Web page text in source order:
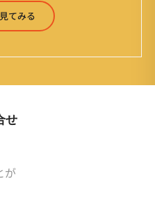
生年月日 ：1959年
：香港(3才まで)
古式泳法、競泳平泳
ボール
ール「おぼん
歴：1991年から31年
年から21年目
てみる
せ
が